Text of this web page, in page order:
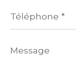
*
Message
*